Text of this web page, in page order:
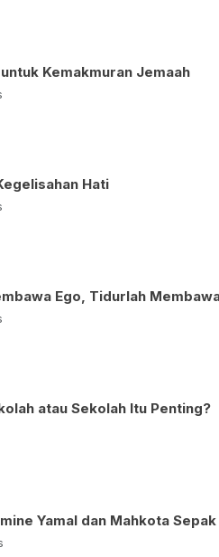
Kemakmuran Jemaah
Hati
Ego, Tidurlah
atau Sekolah Itu Penting?
Yamal dan Mahkota